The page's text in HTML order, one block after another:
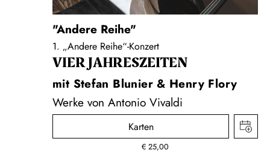
"Andere Reihe"
1. „Andere Reihe“-Konzert
VIER JAHRESZEITEN
mit Stefan Blunier & Henry Flory
Werke von Antonio Vivaldi
Karten
€ 25,00